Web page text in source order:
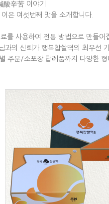
酸辛苦 이야기
은 여섯번째 맛을 소개합니다.
를 사용하여 전통 방법으로 만들어
의 신뢰가 행복찹쌀떡의 최우선
주문/소포장 답례품까지 다양한 형